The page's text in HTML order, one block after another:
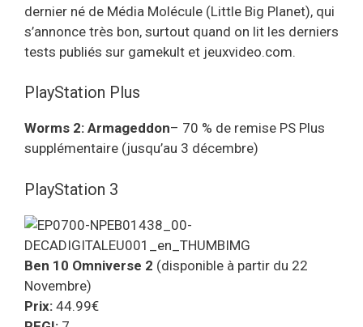
dernier né de Média Molécule (Little Big Planet), qui
s’annonce très bon, surtout quand on lit les derniers
tests publiés sur gamekult et jeuxvideo.com.
PlayStation Plus
Worms 2: Armageddon– 70 % de remise PS Plus
supplémentaire (jusqu’au 3 décembre)
PlayStation 3
Ben 10 Omniverse 2 (disponible à partir du 22
Novembre)
Prix: 44.99€